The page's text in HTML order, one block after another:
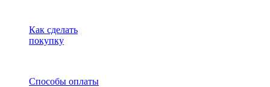
Как сделать
покупку
Способы оплаты